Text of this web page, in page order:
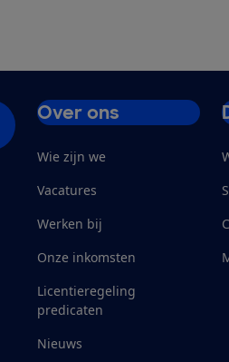
Over ons
Wie zijn we
Vacatures
Werken bij
Onze inkomsten
Licentieregeling
predicaten
Nieuws